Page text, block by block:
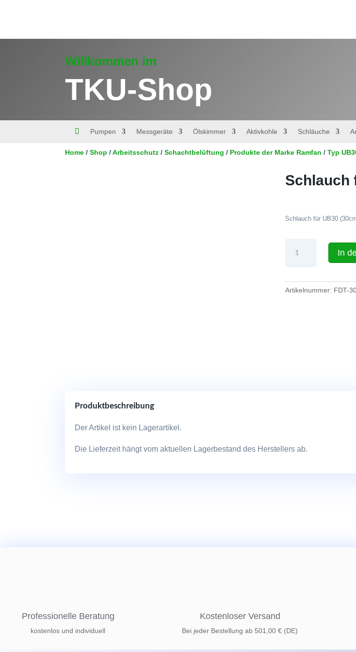
Willkommen im
TKU-Shop
 Pumpen Messgeräte Ölskimmer Aktivkohle Schläuche
Home /Shop /Arbeitsschutz /Schachtbelüftung / Produkte der Marke Ramfan /Typ
Schlauch
Schlauch für UB30
Länge
In
Artikelnummer: FDT-
Produktbeschreibung
Der Artikel ist kein Lagerartikel.
Die Lieferzeit hängt vom aktuellen Lagerbestand des Herstellers ab.
Professionelle Beratung
kostenlos und individuell
Kostenloser Versand
Bei jeder Bestellung ab 501,00 € (DE)